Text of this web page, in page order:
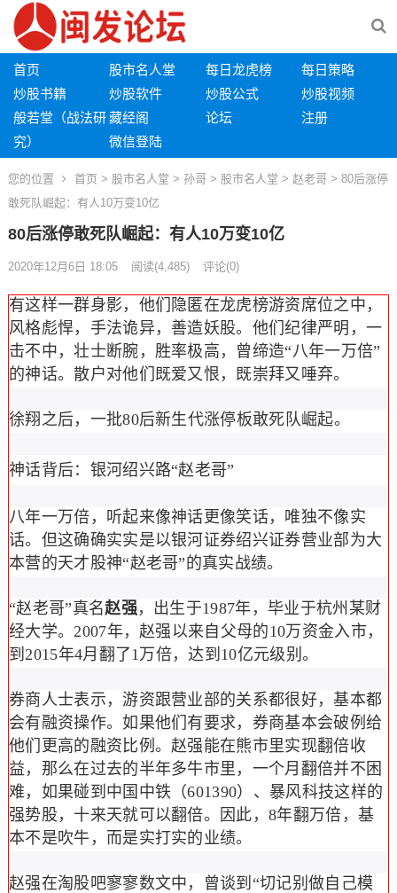
首页 股市名人堂 每日龙虎榜
每日策略
炒股书籍
炒股软件 炒股公式
炒股视频
般若堂（战法研
究）
藏经阁 论坛
注册
微信登陆
您的位置 首页 > 股市名人堂 > 孙哥> 股市名人堂 > 赵老哥 > 80后涨停
敢死队崛起：有人10万变10亿
80后涨停敢死队崛起：有人10万变10亿
2020年12月6日 18:05 阅读(4,485) 评论(0)
有这样一群身影，他们隐匿在龙虎榜游资席位之中，
风格彪悍，手法诡异，善造妖股。他们纪律严明，一
击不中，壮士断腕，胜率极高，曾缔造“八年一万倍”
的神话。散户对他们既爱又恨，既崇拜又唾弃。
徐翔之后，一批80后新生代涨停板敢死队崛起。
神话背后：银河绍兴路“赵老哥”
八年一万倍，听起来像神话更像笑话，唯独不像实
话。但这确确实实是以银河证券绍兴证券营业部为大
本营的天才股神“赵老哥”的真实战绩。
“赵老哥”真名赵强，出生于1987年，毕业于杭州某财
经大学。2007年，赵强以来自父母的10万资金入市，
到2015年4月翻了1万倍，达到10亿元级别。
券商人士表示，游资跟营业部的关系都很好，基本都
会有融资操作。如果他们有要求，券商基本会破例给
他们更高的融资比例。赵强能在熊市里实现翻倍收
益，那么在过去的半年多牛市里，一个月翻倍并不困
难，如果碰到中国中铁（601390）、暴风科技这样的
强势股，十来天就可以翻倍。因此，8年翻万倍，基
本不是吹牛，而是实打实的业绩。
赵强在淘股吧寥寥数文中，曾谈到“切记别做自己模